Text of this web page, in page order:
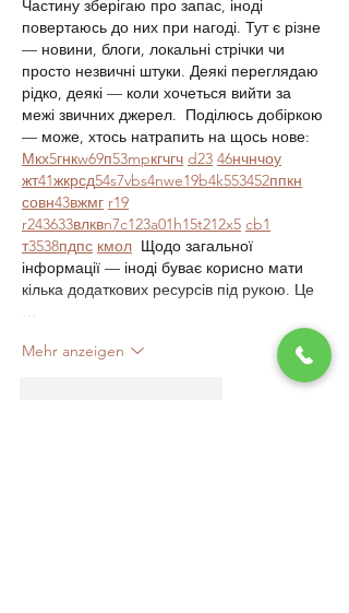
Частину зберігаю про запас, іноді
повертаюсь до них при нагоді. Тут є різне
— новини, блоги, локальні стрічки чи
просто незвичні штуки. Деякі переглядаю
рідко, деякі — коли хочеться вийти за
межі звичних джерел.  Поділюсь добіркою
— може, хтось натрапить на щось нове:
Мкх5гнкw69п53mpкгчгч d23 46нчнчоу
жт41жкрсд54s7vbs4nwe19b4k553452ппкн
совн43вжмг r19
r243633влквn7c123a01 h15t212x5 cb1
т3538пдпс кмол
  Щодо загальної
інформації — іноді буває корисно мати
кілька додаткових ресурсів під рукою. Це
…
Mehr anzeigen